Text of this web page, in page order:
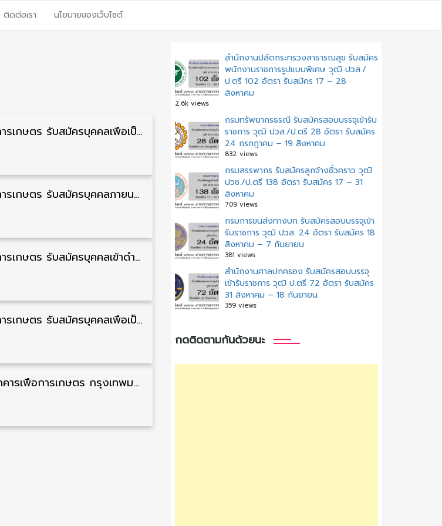
ติดต่อเรา นโยบายของเว็บไซต์
ธนาคารเพื่อการเกษตร รับสมัครบุคคลเพื่อเป็นพนักงาน วุฒิ ป.ตรี หลายจังหวัด 24 อัตรา สำรอง 19 อัตรา รับสมัคร 23 – 30 มิถุนายน
ธนาคารเพื่อการเกษตร รับสมัครบุคคลภายนอกเข้าปฏิบัติงาน วุฒิ ป.ตรี 36 อัตรา รับสมัคร 14 – 21 มกราคม
ธนาคารเพื่อการเกษตร รับสมัครบุคคลเข้าดำรงตำแหน่งพนักงาน วุฒิ ป.ตรี 4 อัตรา รับสมัคร 29 พฤศจิกายน – 10 ธันวาคม
ธนาคารเพื่อการเกษตร รับสมัครบุคคลเพื่อเป็นพนักงาน วุฒิ ป.ตรี ทั่วประเทศ 71 อัตรา รับสมัคร 12 – 19 พฤศจิกายน
สำนักงานธนาคารเพื่อการเกษตร กรุงเทพมหานคร รับสมัครบุคคลภายนอกเข้าปฏิบัติงาน วุฒิ ปวช. หลายสาขา ชาย/หญิง รับสมัคร 6 – 15 ตุลาคม
แนะแนว
เรื่อง
สำนักงานปลัดกระทรวงสาธารณสุข รับสมัคร
พนักงานราชการรูปแบบพิเศษ วุฒิ ปวส./
ป.ตรี 102 อัตรา รับสมัคร 17 – 28
สิงหาคม
2.6k views
กรมทรัพยากรธรณี รับสมัครสอบบรรจุเข้ารับ
ราชการ วุฒิ ปวส./ป.ตรี 28 อัตรา รับสมัคร
24 กรกฎาคม – 19 สิงหาคม
832 views
กรมสรรพากร รับสมัครลูกจ้างชั่วคราว วุฒิ
ปวช./ป.ตรี 138 อัตรา รับสมัคร 17 – 31
สิงหาคม
709 views
กรมการขนส่งทางบก รับสมัครสอบบรรจุเข้า
รับราชการ วุฒิ ปวส. 24 อัตรา รับสมัคร 18
สิงหาคม – 7 กันยายน
381 views
สํานักงานศาลปกครอง รับสมัครสอบบรรจุ
เข้ารับราชการ วุฒิ ป.ตรี 72 อัตรา รับสมัคร
31 สิงหาคม – 18 กันยายน
359 views
กดติดตามกันด้วยนะ